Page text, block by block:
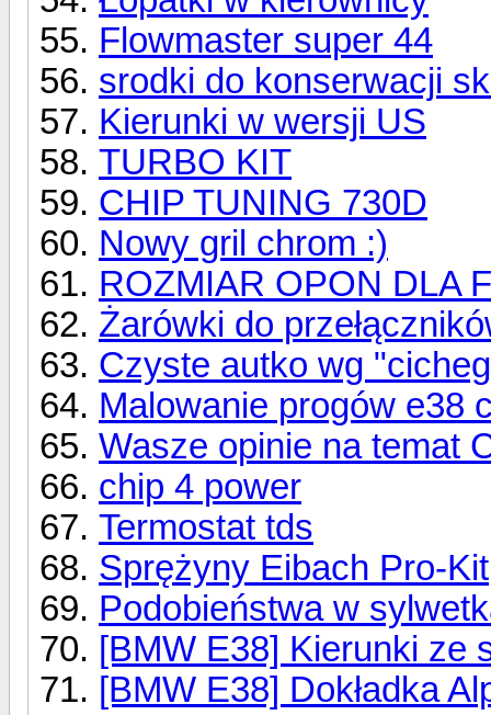
Flowmaster super 44
srodki do konserwacji
Kierunki w wersji US
TURBO KIT
CHIP TUNING 730D
Nowy gril chrom :)
ROZMIAR OPON DLA
Żarówki do
Czyste autko wg
Malowanie progów e38
Wasze opinie na temat
chip 4 power
Termostat tds
Sprężyny Eibach Pro-Kit
Podobieństwa w
[BMW E38] Kierunki ze
[BMW E38] Dokładka